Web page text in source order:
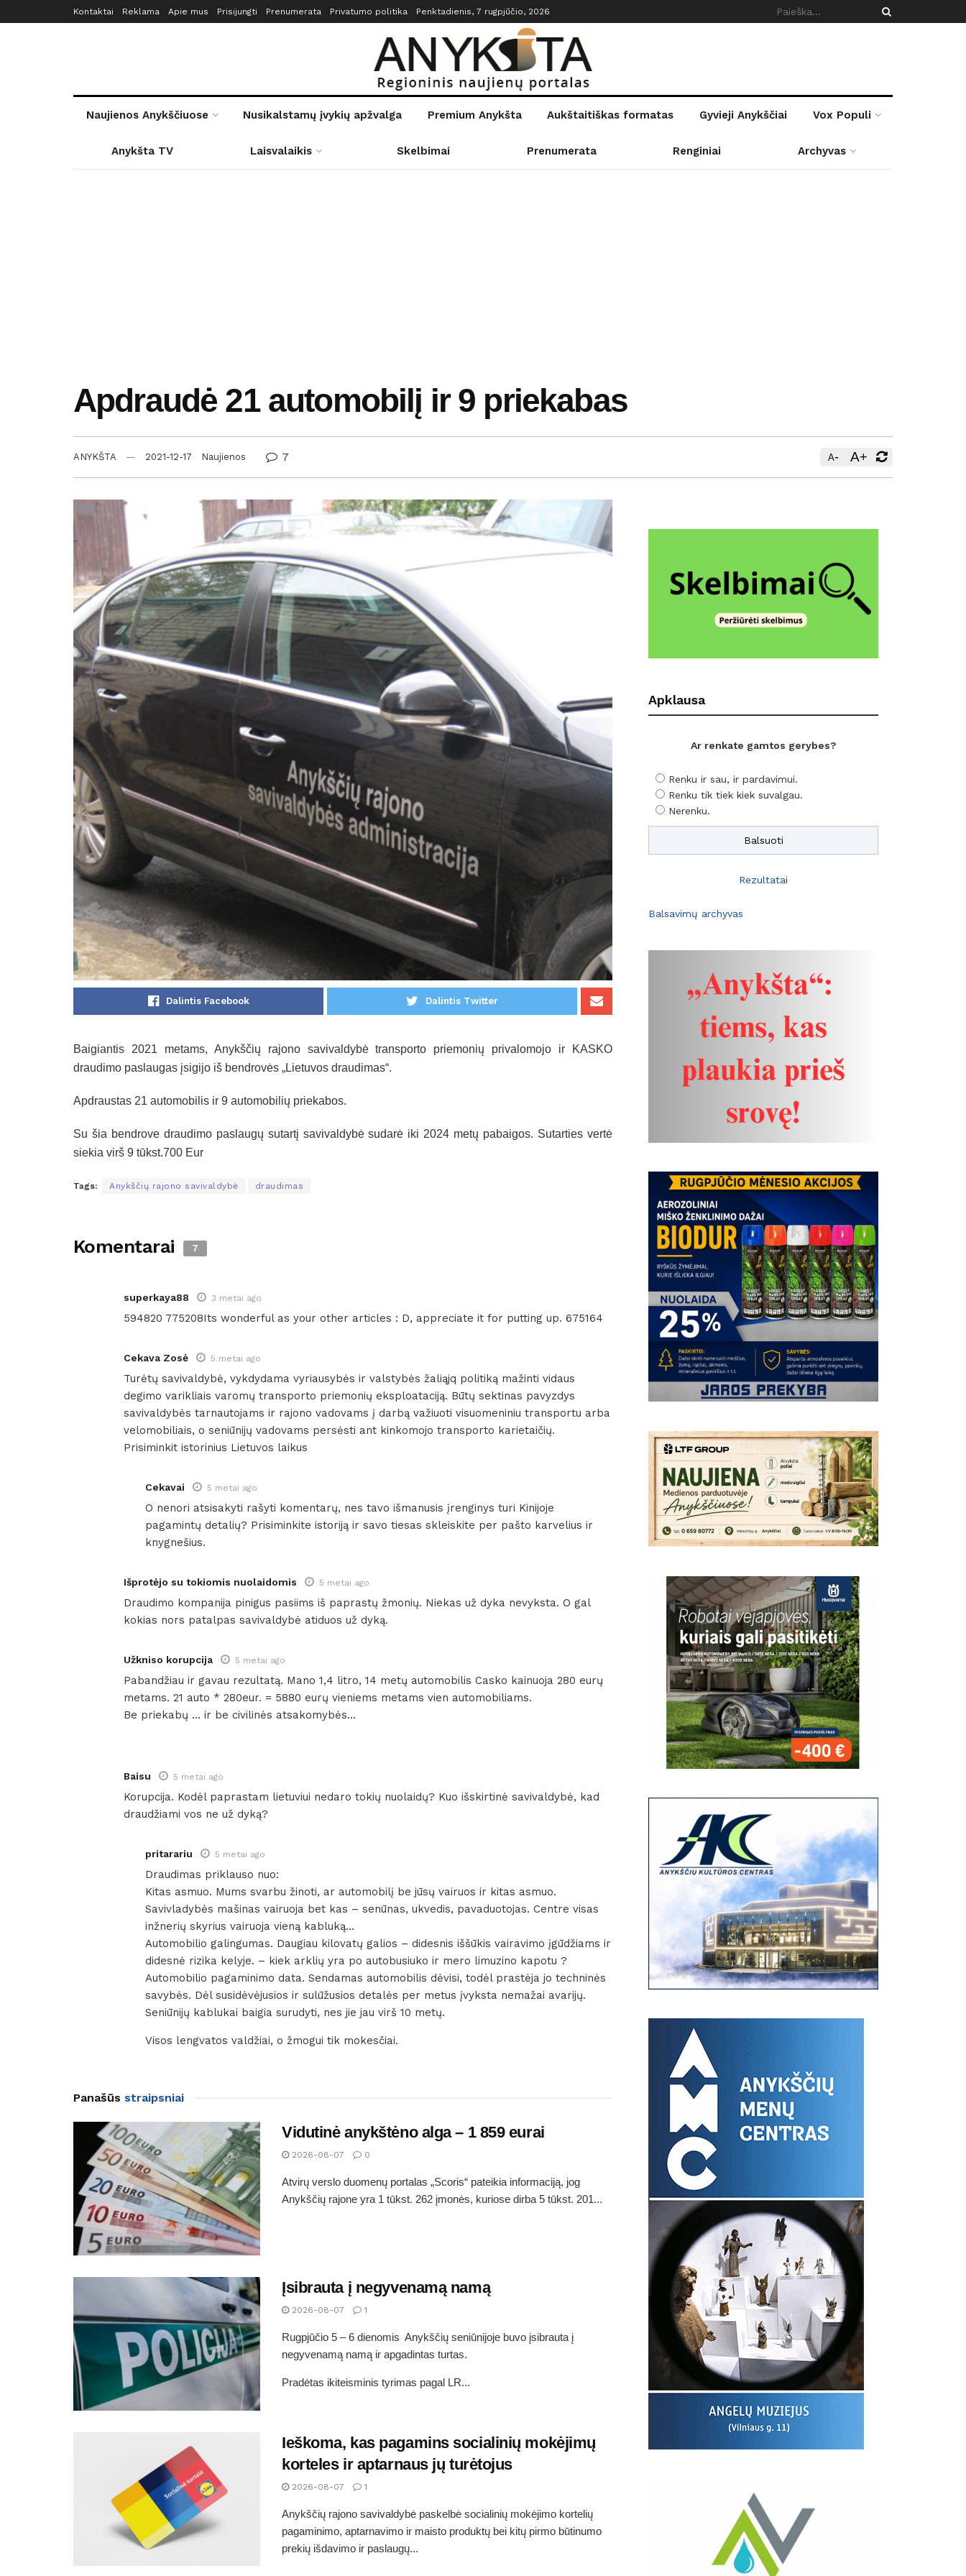
Kontaktai Reklama Apie mus Prisijungti Prenumerata Privatumo politika Penktadienis, 7 rugpjūčio, 2026
Naujienos Anykščiuose Nusikalstamų įvykių apžvalga Premium Anykšta Aukštaitiškas formatas Gyvieji Anykščiai Vox Populi
Anykšta TV Laisvalaikis Skelbimai Prenumerata Renginiai Archyvas
Apdraudė 21 automobilį ir 9 priekabas
ANYKŠTA 2021-12-17 Naujienos 7 A- A+
Dalintis Facebook Dalintis Twitter
Baigiantis 2021 metams, Anykščių rajono savivaldybė transporto priemonių privalomojo ir KASKO
draudimo paslaugas įsigijo iš bendrovės „Lietuvos draudimas“.
Apdraustas 21 automobilis ir 9 automobilių priekabos.
Su šia bendrove draudimo paslaugų sutartį savivaldybė sudarė iki 2024 metų pabaigos. Sutarties vertė
siekia virš 9 tūkst.700 Eur
Tags: Anykščių rajono savivaldybė draudimas
Komentarai 7
superkaya88 3 metai ago
594820 775208Its wonderful as your other articles : D, appreciate it for putting up. 675164
Cekava Zosė 5 metai ago
Turėtų savivaldybė, vykdydama vyriausybės ir valstybės žaliąjq politiką mažinti vidaus
degimo varikliais varomų transporto priemonių eksploataciją. Būtų sektinas pavyzdys
savivaldybės tarnautojams ir rajono vadovams į darbą važiuoti visuomeniniu transportu arba
velomobiliais, o seniūnijų vadovams persėsti ant kinkomojo transporto karietaičių.
Prisiminkit istorinius Lietuvos laikus
Cekavai 5 metai ago
O nenori atsisakyti rašyti komentarų, nes tavo išmanusis įrenginys turi Kinijoje
pagamintų detalių? Prisiminkite istoriją ir savo tiesas skleiskite per pašto karvelius ir
knygnešius.
Išprotėjo su tokiomis nuolaidomis 5 metai ago
Draudimo kompanija pinigus pasiims iš paprastų žmonių. Niekas už dyka nevyksta. O gal
kokias nors patalpas savivaldybė atiduos už dyką.
Užkniso korupcija 5 metai ago
Pabandžiau ir gavau rezultatą. Mano 1,4 litro, 14 metų automobilis Casko kainuoja 280 eurų
metams. 21 auto * 280eur. = 5880 eurų vieniems metams vien automobiliams.
Be priekabų … ir be civilinės atsakomybės…
Baisu 5 metai ago
Korupcija. Kodėl paprastam lietuviui nedaro tokių nuolaidų? Kuo išskirtinė savivaldybė, kad
draudžiami vos ne už dyką?
pritarariu 5 metai ago
Draudimas priklauso nuo:
Kitas asmuo. Mums svarbu žinoti, ar automobilį be jūsų vairuos ir kitas asmuo.
Savivladybės mašinas vairuoja bet kas – senūnas, ukvedis, pavaduotojas. Centre visas
inžnerių skyrius vairuoja vieną kabluką…
Automobilio galingumas. Daugiau kilovatų galios – didesnis iššūkis vairavimo įgūdžiams ir
didesnė rizika kelyje. – kiek arklių yra po autobusiuko ir mero limuzino kapotu ?
Automobilio pagaminimo data. Sendamas automobilis dėvisi, todėl prastėja jo techninės
savybės. Dėl susidėvėjusios ir sulūžusios detalės per metus įvyksta nemažai avarijų.
Seniūnijų kablukai baigia surudyti, nes jie jau virš 10 metų.
Visos lengvatos valdžiai, o žmogui tik mokesčiai.
Panašūs straipsniai
Vidutinė anykštėno alga – 1 859 eurai
2026-08-07 0
Atvirų verslo duomenų portalas „Scoris“ pateikia informaciją, jog
Anykščių rajone yra 1 tūkst. 262 įmonės, kuriose dirba 5 tūkst. 201...
Įsibrauta į negyvenamą namą
2026-08-07 1
Rugpjūčio 5 – 6 dienomis Anykščių seniūnijoje buvo įsibrauta į
negyvenamą namą ir apgadintas turtas.
Pradėtas ikiteisminis tyrimas pagal LR...
Ieškoma, kas pagamins socialinių mokėjimų
korteles ir aptarnaus jų turėtojus
2026-08-07 1
Anykščių rajono savivaldybė paskelbė socialinių mokėjimo kortelių
pagaminimo, aptarnavimo ir maisto produktų bei kitų pirmo būtinumo
prekių išdavimo ir paslaugų...
Apklausa
Ar renkate gamtos gerybes?
Renku ir sau, ir pardavimui.
Renku tik tiek kiek suvalgau.
Nerenku.
Rezultatai
Balsavimų archyvas